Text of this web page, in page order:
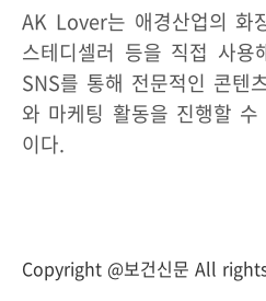
AK Lover는 애경산업의 화
스테디셀러 등을 직접 사용
SNS를 통해 전문적인 콘텐
와 마케팅 활동을 진행할
이다.
Copyright @보건신문 All